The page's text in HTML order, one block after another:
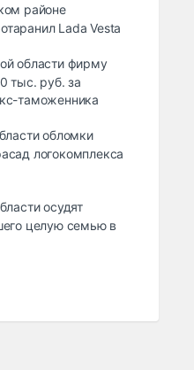
районе
Lada Vesta
области фирму
тыс. руб. за
таможенника
обломки
логокомплекса
осудят
целую семью в